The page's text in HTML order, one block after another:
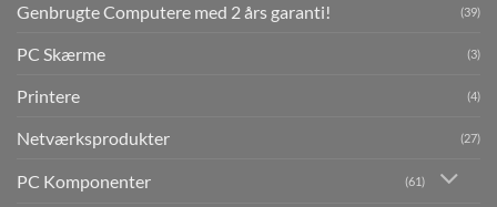
Genbrugte Computere med 2 års garanti! (39)
PC Skærme (3)
Printere (4)
Netværksprodukter (27)
PC Komponenter (61)